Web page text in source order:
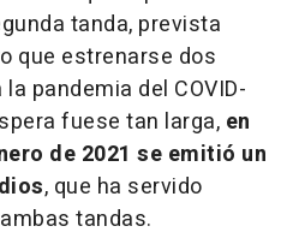
tanda, prevista
que estrenarse dos
pandemia del COVID-
fuese tan larga, en
de 2021 se emitió un
, que ha servido
tandas.